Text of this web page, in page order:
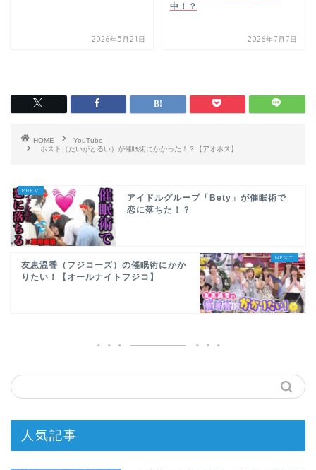
2026年5月21日
中！？
2026年7月7日
HOME
YouTube
ホスト（たいがとるい）が催眠術にかかった！？【アオホス】
アイドルグループ「Bety」が催眠術で
恋に落ちた！？
友恵温香（フジコーズ）の催眠術にかか
りたい！【オールナイトフジコ】
人気記事